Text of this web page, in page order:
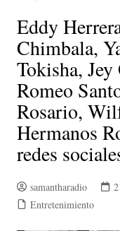
Eddy
Chimbala,
Tokisha,
Romeo
Rosario,
Hermanos
redes
samantharadio
Entretenimiento